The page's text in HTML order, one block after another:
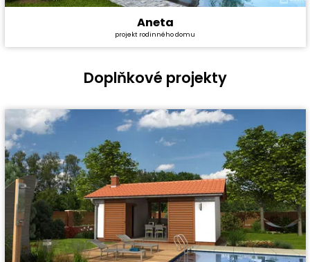
Dispozice:
5+1
Aneta
projekt rodinného domu
Doplňkové projekty